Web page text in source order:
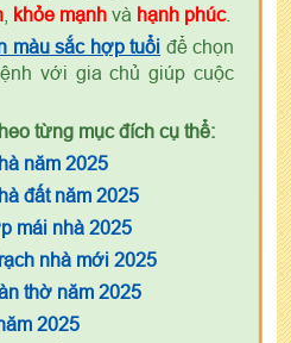
khỏe mạnh và hạnh phúc.
màu sắc hợp tuổi để chọn
với gia chủ giúp cuộc
từng mục đích cụ thể:
năm 2025
đất năm 2025
mái nhà 2025
nhà mới 2025
thờ năm 2025
2025